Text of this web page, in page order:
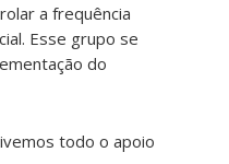
a frequência
Esse grupo se
do
todo o apoio